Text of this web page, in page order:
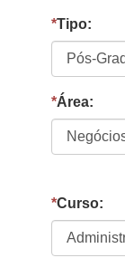
*Tipo:
*Área:
*Curso: